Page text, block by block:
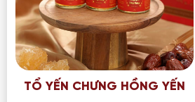
TỔ YẾN CHƯNG HỒNG YẾN